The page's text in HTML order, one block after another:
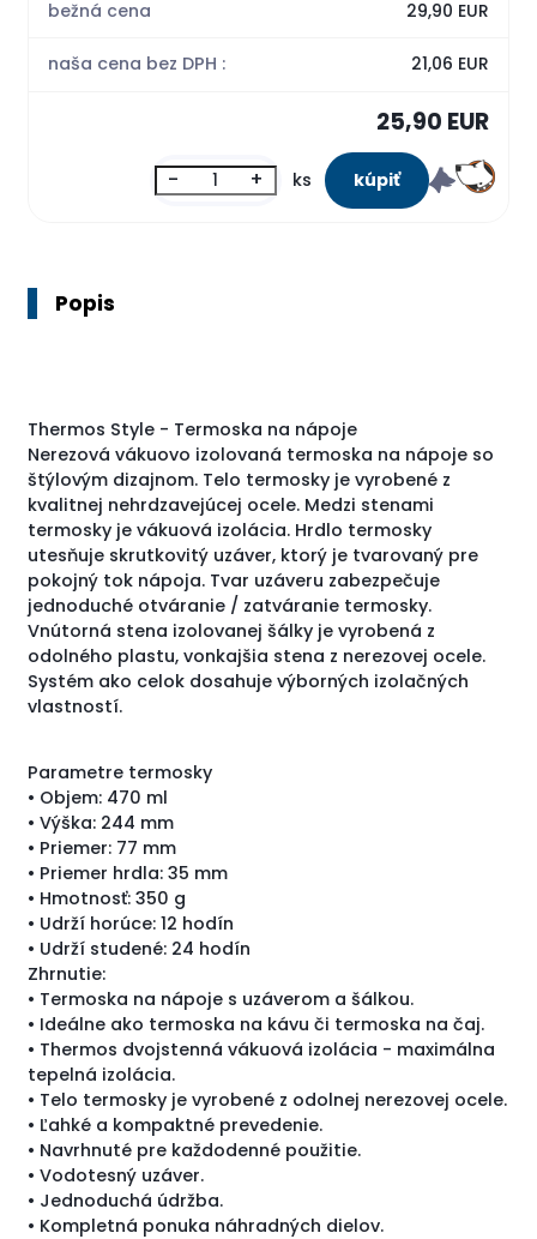
bežná cena 29,90 EUR
naša cena bez DPH : 21,06 EUR
25,90 EUR
- + ks
Popis
Thermos Style - Termoska na nápoje
Nerezová vákuovo izolovaná termoska na nápoje so
štýlovým dizajnom. Telo termosky je vyrobené z
kvalitnej nehrdzavejúcej ocele. Medzi stenami
termosky je vákuová izolácia. Hrdlo termosky
utesňuje skrutkovitý uzáver, ktorý je tvarovaný pre
pokojný tok nápoja. Tvar uzáveru zabezpečuje
jednoduché otváranie / zatváranie termosky.
Vnútorná stena izolovanej šálky je vyrobená z
odolného plastu, vonkajšia stena z nerezovej ocele.
Systém ako celok dosahuje výborných izolačných
vlastností.
Parametre termosky
• Objem: 470 ml
• Výška: 244 mm
• Priemer: 77 mm
• Priemer hrdla: 35 mm
• Hmotnosť: 350 g
• Udrží horúce: 12 hodín
• Udrží studené: 24 hodín
Zhrnutie:
• Termoska na nápoje s uzáverom a šálkou.
• Ideálne ako termoska na kávu či termoska na čaj.
• Thermos dvojstenná vákuová izolácia - maximálna
tepelná izolácia.
• Telo termosky je vyrobené z odolnej nerezovej ocele.
• Ľahké a kompaktné prevedenie.
• Navrhnuté pre každodenné použitie.
• Vodotesný uzáver.
• Jednoduchá údržba.
• Kompletná ponuka náhradných dielov.